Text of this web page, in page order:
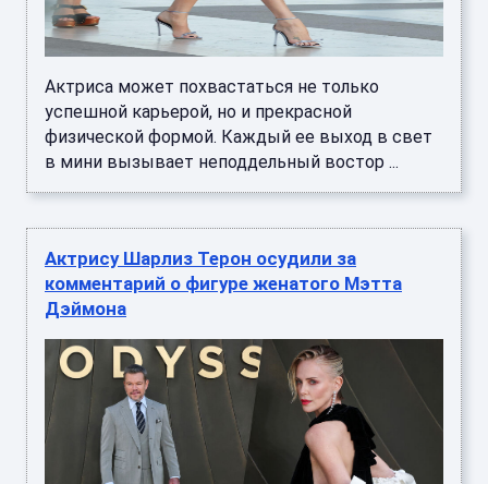
Актриса может похвастаться не только
успешной карьерой, но и прекрасной
физической формой. Каждый ее выход в свет
в мини вызывает неподдельный востор ...
Актрису Шарлиз Терон осудили за
комментарий о фигуре женатого Мэтта
Дэймона